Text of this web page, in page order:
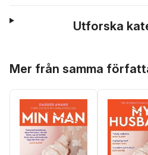
Utforska
Mer från samma